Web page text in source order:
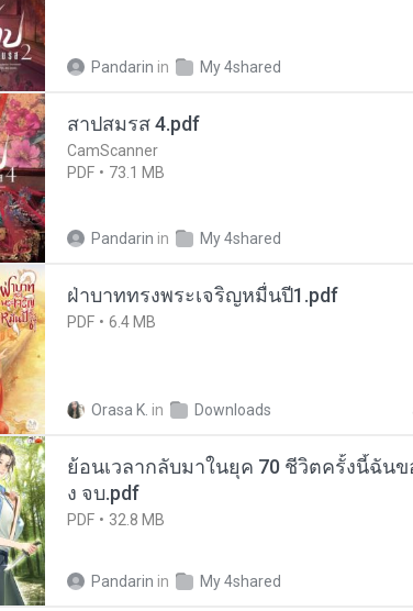
Pandarin in My 4shared
สาปสมรส 4.pdf
CamScanner
PDF
73.1 MB
Pandarin in My 4shared
ฝ่าบาททรงพระเจริญหมื่นปี1.pdf
PDF 6.4 MB
Orasa K. in Downloads
ย้อนเวลากลับมาในยุค 70 ชีวิตครั้งนี้ฉันข
ง จบ.pdf
PDF 32.8 MB
Pandarin in My 4shared